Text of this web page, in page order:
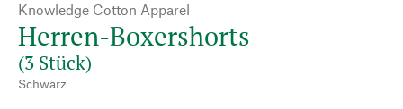
Knowledge Cotton Apparel
Herren-Boxershorts
(3 Stück)
Schwarz